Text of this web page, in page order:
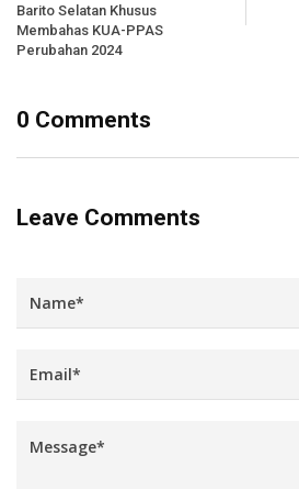
Barito Selatan Khusus
Membahas KUA-PPAS
Perubahan 2024
0 Comments
Leave Comments